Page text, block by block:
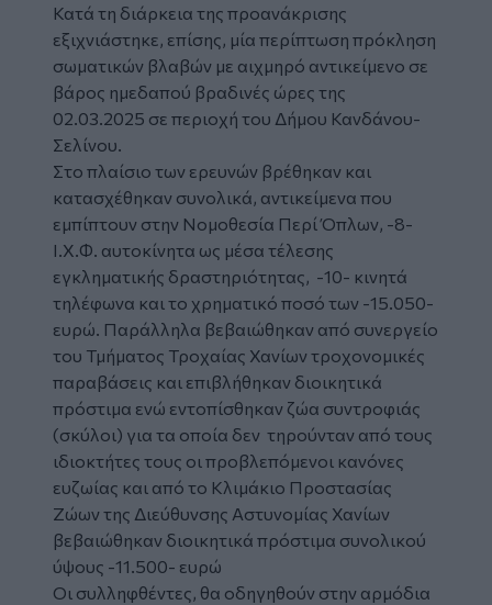
Κατά τη διάρκεια της προανάκρισης
εξιχνιάστηκε, επίσης, μία περίπτωση πρόκληση
σωματικών βλαβών με αιχμηρό αντικείμενο σε
βάρος ημεδαπού βραδινές ώρες της
02.03.2025 σε περιοχή του Δήμου Κανδάνου-
Σελίνου.
Στο πλαίσιο των ερευνών βρέθηκαν και
κατασχέθηκαν συνολικά, αντικείμενα που
εμπίπτουν στην Νομοθεσία Περί Όπλων, -8-
Ι.Χ.Φ. αυτοκίνητα ως μέσα τέλεσης
εγκληματικής δραστηριότητας, -10- κινητά
τηλέφωνα και το χρηματικό ποσό των -15.050-
ευρώ. Παράλληλα βεβαιώθηκαν από συνεργείο
του Τμήματος Τροχαίας Χανίων τροχονομικές
παραβάσεις και επιβλήθηκαν διοικητικά
πρόστιμα ενώ εντοπίσθηκαν ζώα συντροφιάς
(σκύλοι) για τα οποία δεν τηρούνταν από τους
ιδιοκτήτες τους οι προβλεπόμενοι κανόνες
ευζωίας και από το Κλιμάκιο Προστασίας
Ζώων της Διεύθυνσης Αστυνομίας Χανίων
βεβαιώθηκαν διοικητικά πρόστιμα συνολικού
ύψους -11.500- ευρώ
Οι συλληφθέντες, θα οδηγηθούν στην αρμόδια